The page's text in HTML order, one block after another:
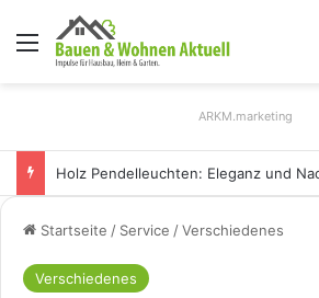
Menü
ARKM.marketing
Startseite / Service /Verschiedenes
Verschiedenes